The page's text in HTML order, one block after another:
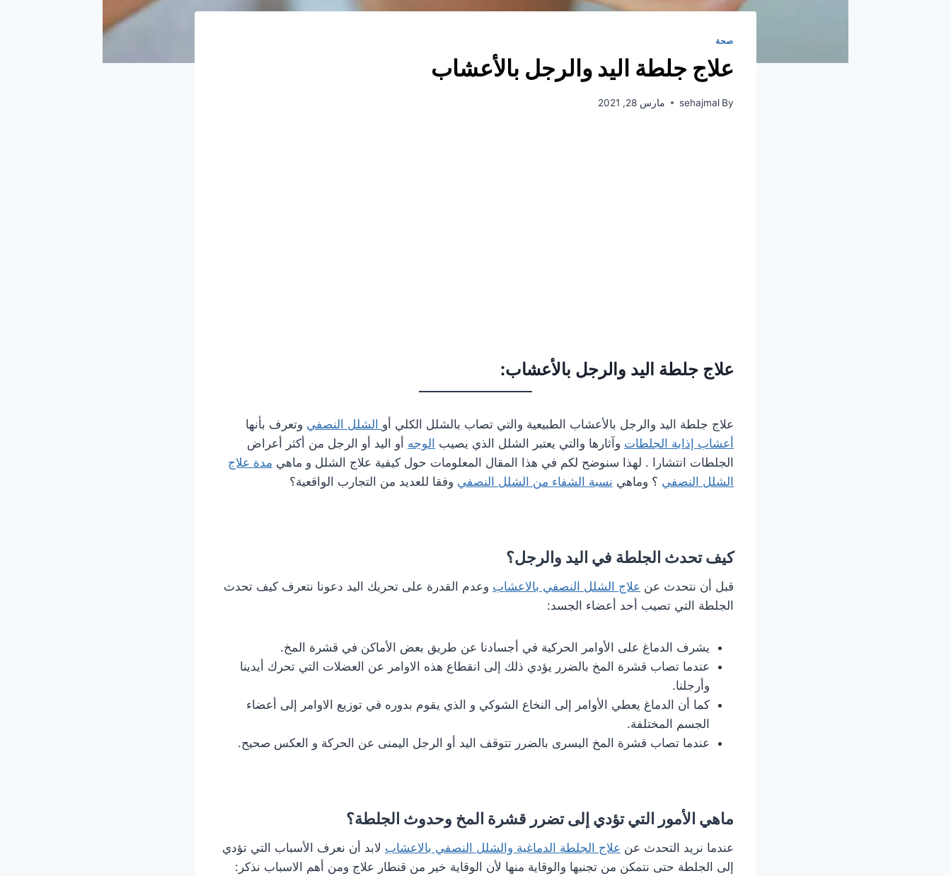
صحة
علاج جلطة اليد والرجل بالأعشاب
By
sehajmal مارس 28, 2021
علاج جلطة اليد والرجل بالأعشاب:
علاج جلطة اليد والرجل بالأعشاب الطبيعية والتي تصاب بالشلل الكلي أو الشلل النصفي وتعرف بأنها
أعشاب إذابة الجلطات وآثارها والتي يعتبر الشلل الذي يصيب الوجه أو اليد أو الرجل من أكثر أعراض
الجلطات انتشارا . لهذا سنوضح لكم في هذا المقال المعلومات حول كيفية علاج الشلل و ماهي مدة علاج
الشلل النصفي ؟ وماهي نسبة الشفاء من الشلل النصفي وفقا للعديد من التجارب الواقعية؟
كيف تحدث الجلطة في اليد والرجل؟
قبل أن نتحدث عن علاج الشلل النصفي بالاعشاب وعدم القدرة على تحريك اليد دعونا نتعرف كيف تحدث
الجلطة التي تصيب أحد أعضاء الجسد:
يشرف الدماغ على الأوامر الحركية في أجسادنا عن طريق بعض الأماكن في قشرة المخ.
عندما تصاب قشرة المخ بالضرر يؤدي ذلك إلى انقطاع هذه الاوامر عن العضلات التي تحرك أيدينا
وأرجلنا.
كما أن الدماغ يعطي الأوامر إلى النخاع الشوكي و الذي يقوم بدوره في توزيع الاوامر إلى أعضاء
الجسم المختلفة.
عندما تصاب قشرة المخ اليسرى بالضرر تتوقف اليد أو الرجل اليمنى عن الحركة و العكس صحيح.
ماهي الأمور التي تؤدي إلى تضرر قشرة المخ وحدوث الجلطة؟
عندما نريد التحدث عن علاج الجلطة الدماغية والشلل النصفي بالاعشاب لابد أن نعرف الأسباب التي تؤدي
إلى الجلطة حتى نتمكن من تجنبها والوقاية منها لأن الوقاية خير من قنطار علاج ومن أهم الاسباب نذكر: